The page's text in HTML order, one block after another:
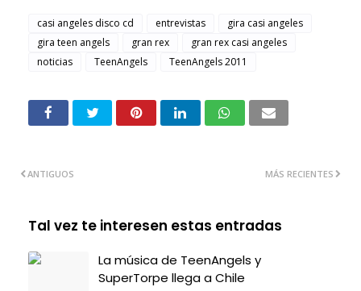
casi angeles disco cd entrevistas
gira casi angeles
gira teen angels
gran rex
gran rex casi angeles
noticias
TeenAngels TeenAngels 2011
MÁS RECIENTES
ANTIGUOS
Tal vez te interesen estas entradas
La música de TeenAngels y
SuperTorpe llega a Chile